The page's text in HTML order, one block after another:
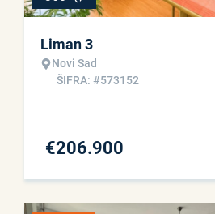
Liman 3
Novi Sad
ŠIFRA: #573152
€206.900